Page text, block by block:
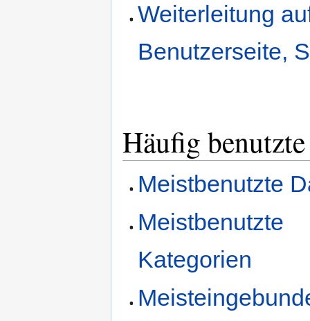
Weiterleitung
Benutzerseite,
Häufig
Meistbenutzte
Meistbenutzte
Kategorien